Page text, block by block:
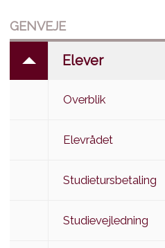
GENVEJE
Elever
Overblik
Elevrådet
Studietursbetaling
Studievejledning